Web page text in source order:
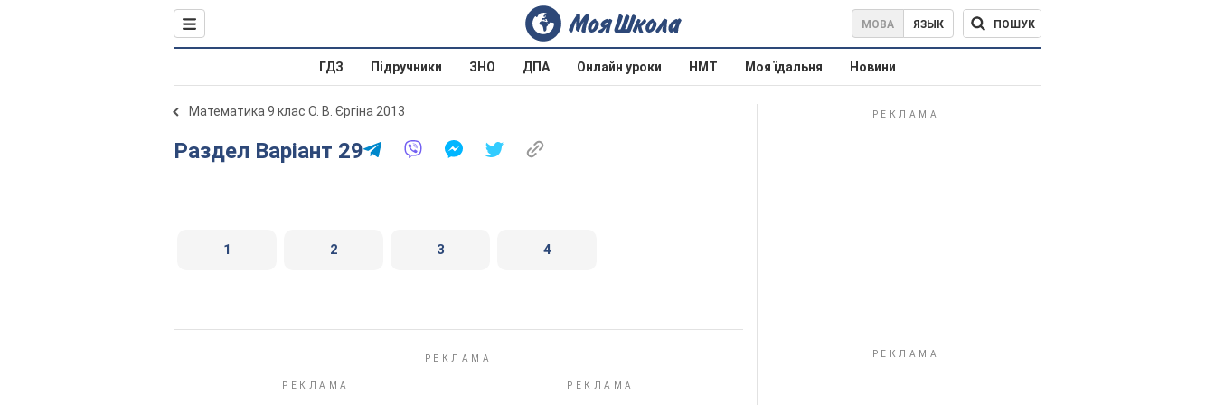
МОВА ЯЗЫК ПОШУК
ГДЗ Підручники ЗНО ДПА Онлайн уроки НМТ Моя їдальня Новини
Математика 9 клас О. В. Єргіна 2013
Раздел Варіант 29
1 2 3 4